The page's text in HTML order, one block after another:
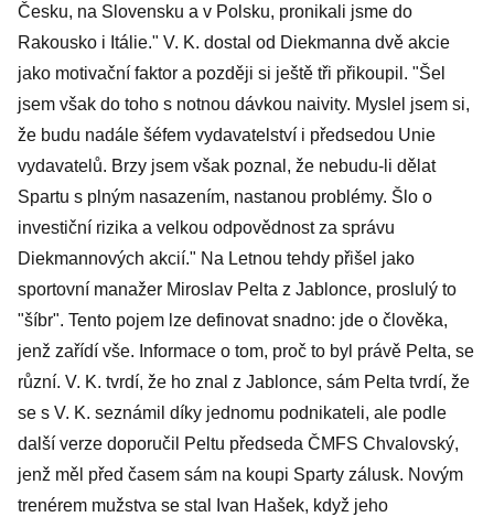
Česku, na Slovensku a v Polsku, pronikali jsme do
Rakousko i Itálie." V. K. dostal od Diekmanna dvě akcie
jako motivační faktor a později si ještě tři přikoupil. "Šel
jsem však do toho s notnou dávkou naivity. Myslel jsem si,
že budu nadále šéfem vydavatelství i předsedou Unie
vydavatelů. Brzy jsem však poznal, že nebudu-li dělat
Spartu s plným nasazením, nastanou problémy. Šlo o
investiční rizika a velkou odpovědnost za správu
Diekmannových akcií." Na Letnou tehdy přišel jako
sportovní manažer Miroslav Pelta z Jablonce, proslulý to
"šíbr". Tento pojem lze definovat snadno: jde o člověka,
jenž zařídí vše. Informace o tom, proč to byl právě Pelta, se
různí. V. K. tvrdí, že ho znal z Jablonce, sám Pelta tvrdí, že
se s V. K. seznámil díky jednomu podnikateli, ale podle
další verze doporučil Peltu předseda ČMFS Chvalovský,
jenž měl před časem sám na koupi Sparty zálusk. Novým
trenérem mužstva se stal Ivan Hašek, když jeho